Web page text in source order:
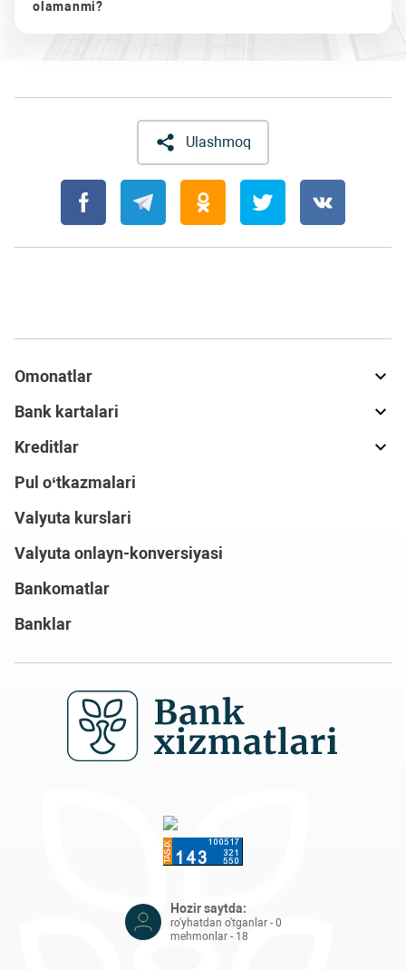
olamanmi?
Ulashmoq
Omonatlar
Bank kartalari
Kreditlar
Pul o‘tkazmalari
Valyuta kurslari
Valyuta onlayn-konversiyasi
Bankomatlar
Banklar
Hozir saytda:
ro'yhatdan o'tganlar - 0
mehmonlar - 18